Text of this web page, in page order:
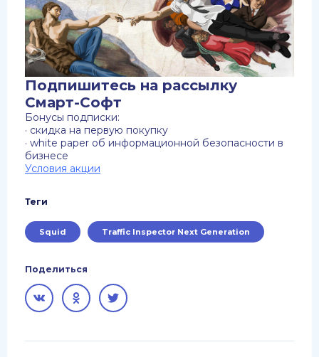
Подпишитесь на рассылку
Смарт-Софт
Бонусы подписки:
· скидка на первую покупку
· white paper об информационной безопасности в
бизнесе
Условия акции
Теги
Squid Traffic Inspector Next Generation
Поделиться